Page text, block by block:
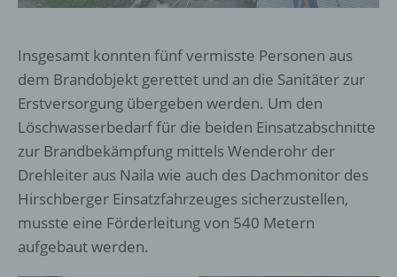
Insgesamt konnten fünf vermisste Personen aus
dem Brandobjekt gerettet und an die Sanitäter zur
Erstversorgung übergeben werden. Um den
Löschwasserbedarf für die beiden Einsatzabschnitte
zur Brandbekämpfung mittels Wenderohr der
Drehleiter aus Naila wie auch des Dachmonitor des
Hirschberger Einsatzfahrzeuges sicherzustellen,
musste eine Förderleitung von 540 Metern
aufgebaut werden.